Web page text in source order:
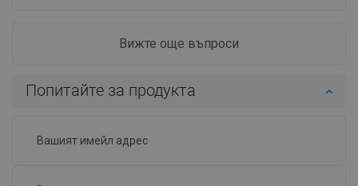
Вижте още въпроси
Попитайте за продукта